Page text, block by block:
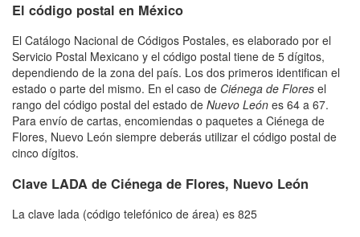
El código postal en México
El Catálogo Nacional de Códigos Postales, es elaborado por el
Servicio Postal Mexicano y el código postal tiene de 5 dígitos,
dependiendo de la zona del país. Los dos primeros identifican el
estado o parte del mismo. En el caso de Ciénega de Flores el
rango del código postal del estado de Nuevo León es 64 a 67.
Para envío de cartas, encomiendas o paquetes a Ciénega de
Flores, Nuevo León siempre deberás utilizar el código postal de
cinco dígitos.
Clave LADA de Ciénega de Flores, Nuevo León
La clave lada (código telefónico de área) es 825